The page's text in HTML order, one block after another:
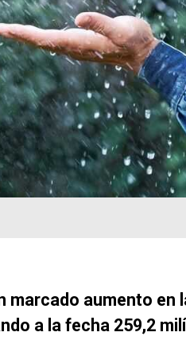
marcado aumento en
a la fecha 259,2